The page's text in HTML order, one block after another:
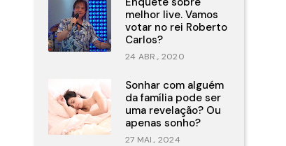
melhor live. Vamos
votar no rei Roberto
Carlos?
24 ABR., 2020
Sonhar com alguém
da família pode ser
uma revelação? Ou
apenas sonho?
27 MAI., 2024